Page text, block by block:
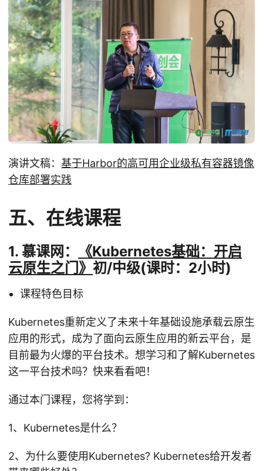
演讲文稿： 基于Harbor的高可用企业级私有容器镜像
仓库部署实践
五、在线课程
1. 慕课网：
《Kubernetes基础：开启
云原生之门》 初/中级(课时：2小时)
课程特色目标
Kubernetes重新定义了未来十年基础设施承载云原生
应用的形式，成为了面向云原生应用的新云平台，是
目前最为火爆的平台技术。想学习和了解Kubernetes
这一平台技术吗？快来看看吧！
通过本门课程，您将学到：
1、Kubernetes是什么？
2、为什么要使用Kubernetes? Kubernetes给开发者